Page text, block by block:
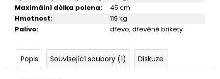
Maximální délka polena:
45 cm
Hmotnost:
119 kg
Palivo: dřevo, dřevěné brikety
Popis Související soubory (1) Diskuze